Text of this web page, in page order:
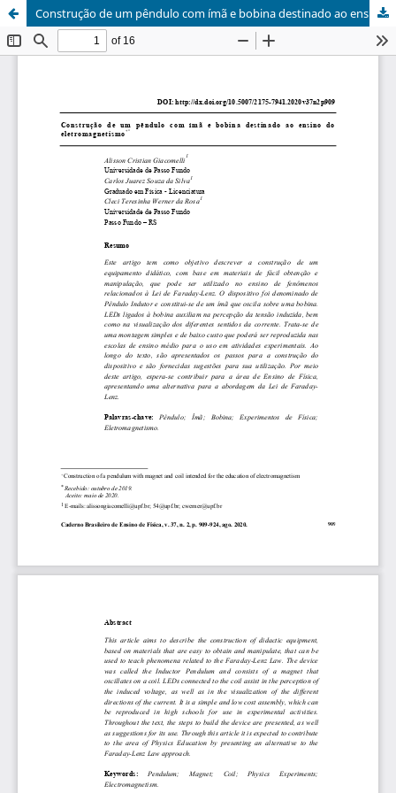
Construção de um pêndulo com ímã e bobina destinado ao ensino do eletromagnetismo